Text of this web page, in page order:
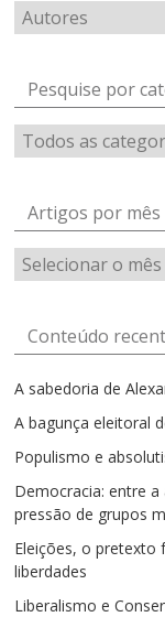
Pesquise por
Artigos por mês
Artigos
por
Conteúdo
A sabedoria de
A bagunça eleitoral
Populismo e
Democracia: entre
pressão de grupos
Eleições, o pretexto
liberdades
Liberalismo e